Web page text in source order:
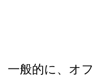
一般的に、オ